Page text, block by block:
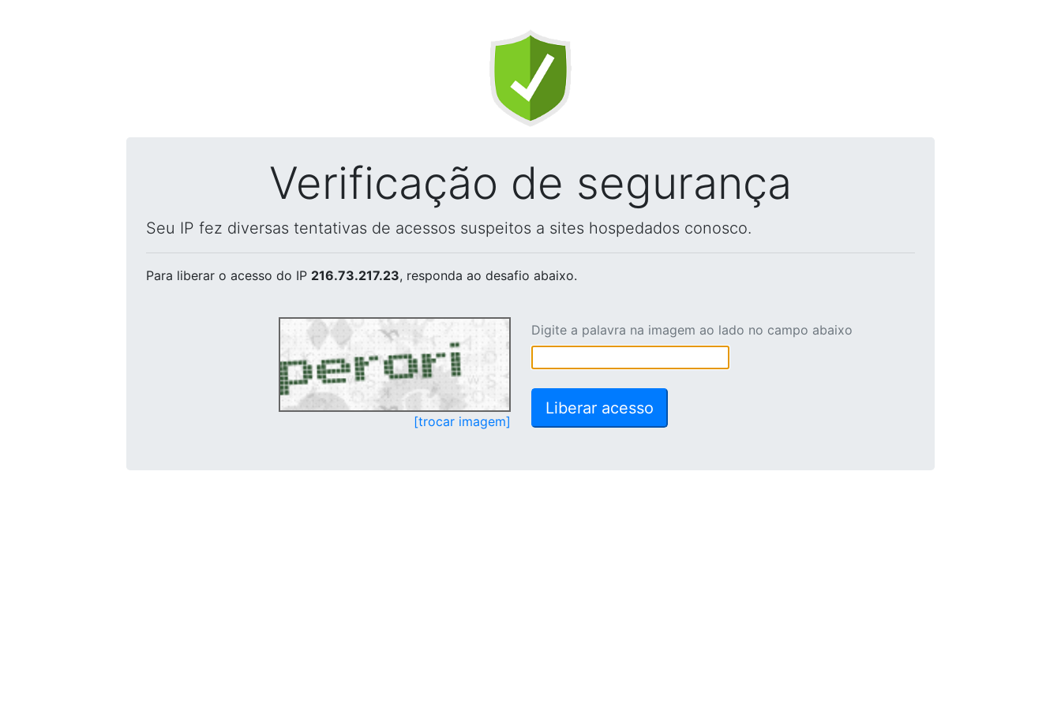
Verificação de segurança
Seu IP fez diversas tentativas de acessos suspeitos a sites hospedados conosco.
Para liberar o acesso do IP 216.73.217.23, responda ao desafio abaixo.
[trocar imagem]
Digite a palavra na imagem ao lado no campo abaixo